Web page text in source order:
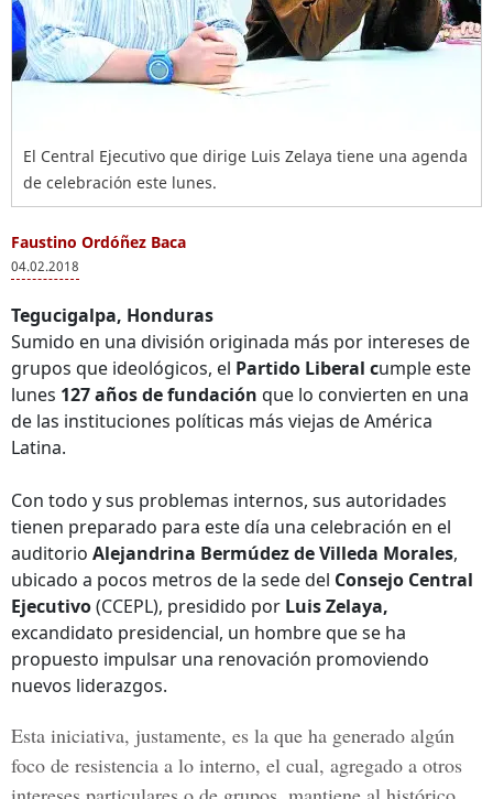
El Central Ejecutivo que dirige Luis Zelaya tiene una agenda
de celebración este lunes.
Faustino Ordóñez Baca
04.02.2018
Tegucigalpa, Honduras
Sumido en una división originada más por intereses de
grupos que ideológicos, el Partido Liberal cumple este
lunes 127 años de fundación que lo convierten en una
de las instituciones políticas más viejas de América
Latina.
Con todo y sus problemas internos, sus autoridades
tienen preparado para este día una celebración en el
auditorio Alejandrina Bermúdez de Villeda Morales,
ubicado a pocos metros de la sede del Consejo Central
Ejecutivo(CCEPL), presidido por Luis Zelaya,
excandidato presidencial, un hombre que se ha
propuesto impulsar una renovación promoviendo
nuevos liderazgos.
Esta iniciativa, justamente, es la que ha generado algún
foco de resistencia a lo interno, el cual, agregado a otros